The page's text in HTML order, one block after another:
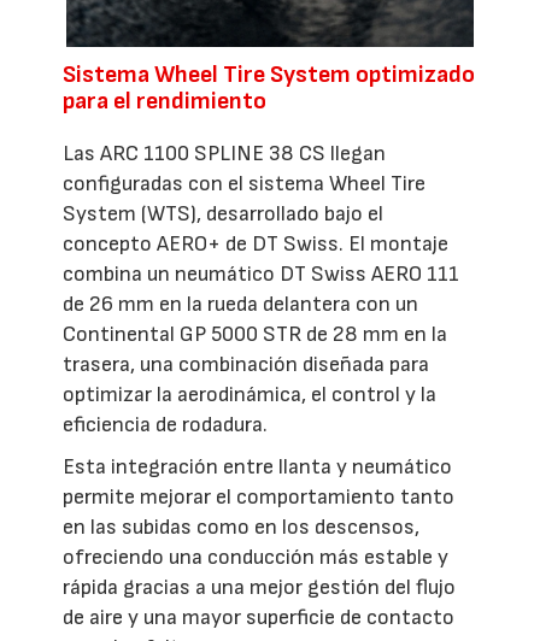
Sistema Wheel Tire System optimizado
para el rendimiento
Las ARC 1100 SPLINE 38 CS llegan
configuradas con el sistema Wheel Tire
System (WTS), desarrollado bajo el
concepto AERO+ de DT Swiss. El montaje
combina un neumático DT Swiss AERO 111
de 26 mm en la rueda delantera con un
Continental GP 5000 STR de 28 mm en la
trasera, una combinación diseñada para
optimizar la aerodinámica, el control y la
eficiencia de rodadura.
Esta integración entre llanta y neumático
permite mejorar el comportamiento tanto
en las subidas como en los descensos,
ofreciendo una conducción más estable y
rápida gracias a una mejor gestión del flujo
de aire y una mayor superficie de contacto